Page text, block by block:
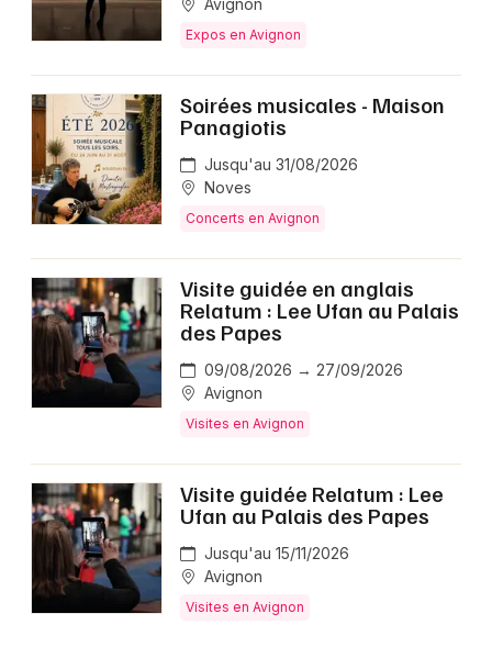
Expos en Avignon
Soirées musicales - Maison
Panagiotis
Jusqu'au 31/08/2026
Noves
Concerts en Avignon
Visite guidée en anglais
Relatum : Lee Ufan au Palais
des Papes
09/08/2026 → 27/09/2026
Avignon
Visites en Avignon
Visite guidée Relatum : Lee
Ufan au Palais des Papes
Jusqu'au 15/11/2026
Avignon
Visites en Avignon